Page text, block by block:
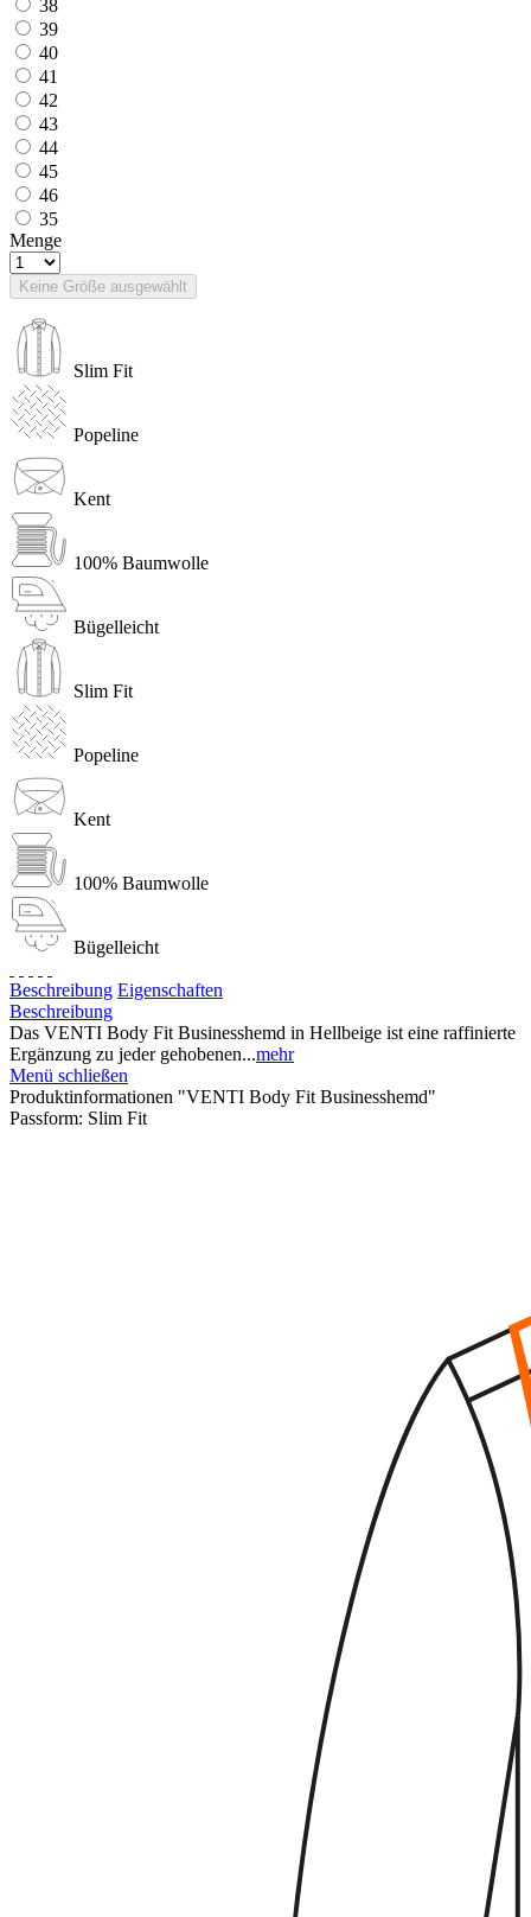
38
39
40
41
42
43
44
45
46
35
Menge
Keine Größe ausgewählt
Slim Fit
Popeline
Kent
100% Baumwolle
Bügelleicht
Slim Fit
Popeline
Kent
100% Baumwolle
Bügelleicht
Beschreibung Eigenschaften
Beschreibung
Das VENTI Body Fit Businesshemd in Hellbeige ist eine raffinierte
Ergänzung zu jeder gehobenen...mehr
Menü schließen
Produktinformationen "VENTI Body Fit Businesshemd"
Passform: Slim Fit